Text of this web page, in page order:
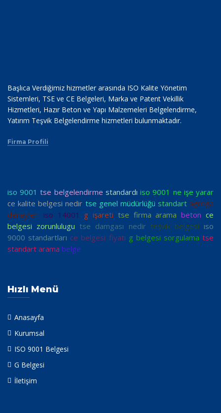
Başlıca Verdiğimiz hizmetler arasında ISO Kalite Yönetim
Sistemleri, TSE ve CE Belgeleri, Marka ve Patent Vekillik
Hizmetleri, Hazır Beton ve Yapı Malzemeleri Belgelendirme,
Yatırım Teşvik Belgelendirme hizmetleri bulunmaktadır.
Firma Profili
iso 9001 tse belgelendirme standardı iso 9001 ne işe yarar
ce kalite belgesi nedir tse genel müdürlüğü standart agrega
deneyleri iso 14001 g işareti tse firma arama beton ce
belgesi zorunlulugu tse damgası nedir teşvik belgesi ıso
9000 standartları ce belgesi fiyatı g belgesi sorgulama tse
standart arama belge
Hızlı Menü
Anasayfa
Kurumsal
ISO 9001 Belgesi
G Belgesi
İletişim